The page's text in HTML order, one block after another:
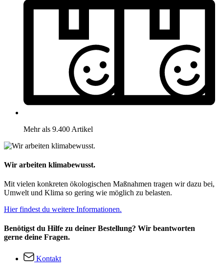
Mehr als 9.400 Artikel
Wir arbeiten klimabewusst.
Mit vielen konkreten ökologischen Maßnahmen tragen wir dazu bei,
Umwelt und Klima so gering wie möglich zu belasten.
Hier findest du weitere Informationen.
Benötigst du Hilfe zu deiner Bestellung? Wir beantworten
gerne deine Fragen.
Kontakt